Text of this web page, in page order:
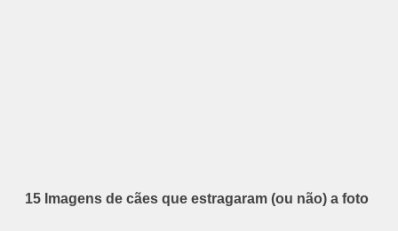
15 Imagens de cães que estragaram (ou não) a foto